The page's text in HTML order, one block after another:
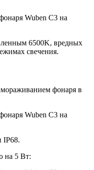
6500K, вредных
свечения.
фонаря в
IP68.
на 5 Вт: